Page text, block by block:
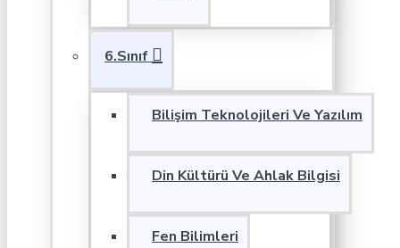
6.Sınıf
Bilişim Teknolojileri Ve Yazılım
Din Kültürü Ve Ahlak Bilgisi
Fen Bilimleri